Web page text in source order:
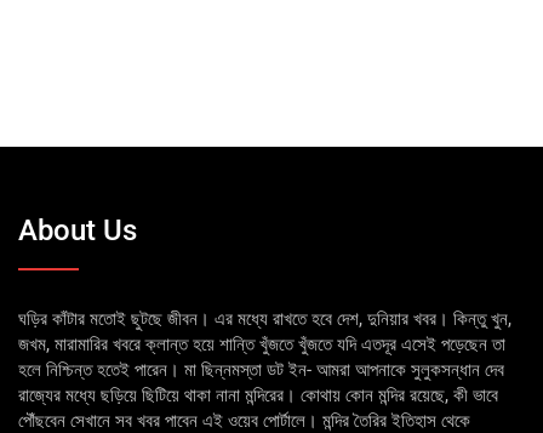
About Us
ঘড়ির কাঁটার মতোই ছুটছে জীবন। এর মধ্যে রাখতে হবে দেশ, দুনিয়ার খবর। কিন্তু খুন,
জখম, মারামারির খবরে ক্লান্ত হয়ে শান্তি খুঁজতে খুঁজতে যদি এতদূর এসেই পড়েছেন তা
হলে নিশ্চিন্ত হতেই পারেন। মা ছিন্নমস্তা ডট ইন- আমরা আপনাকে সুলুকসন্ধান দেব
রাজ্যের মধ্যে ছড়িয়ে ছিটিয়ে থাকা নানা মন্দিরের। কোথায় কোন মন্দির রয়েছে, কী ভাবে
পৌঁছবেন সেখানে সব খবর পাবেন এই ওয়েব পোর্টালে। মন্দির তৈরির ইতিহাস থেকে